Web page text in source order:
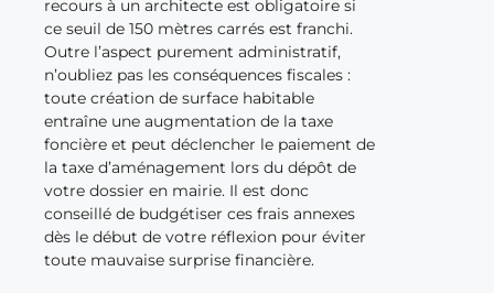
recours à un architecte est obligatoire si
ce seuil de 150 mètres carrés est franchi.
Outre l’aspect purement administratif,
n’oubliez pas les conséquences fiscales :
toute création de surface habitable
entraîne une augmentation de la taxe
foncière et peut déclencher le paiement de
la taxe d’aménagement lors du dépôt de
votre dossier en mairie. Il est donc
conseillé de budgétiser ces frais annexes
dès le début de votre réflexion pour éviter
toute mauvaise surprise financière.